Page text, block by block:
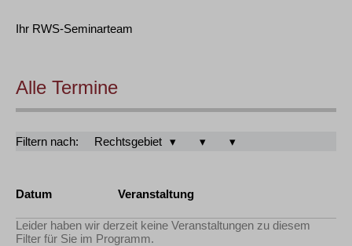
Ihr RWS-Seminarteam
Alle Termine
Filtern nach: Rechtsgebiet
Datum Veranstaltung
Leider haben wir derzeit keine Veranstaltungen zu diesem
Filter für Sie im Programm.